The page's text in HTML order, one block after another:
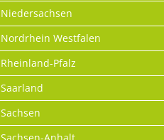
Niedersachsen
Nordrhein Westfalen
Rheinland-Pfalz
Saarland
Sachsen